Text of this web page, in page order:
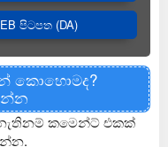
පිටපත (DA)
කොහොමද?
කමෙන්ට් එකක්